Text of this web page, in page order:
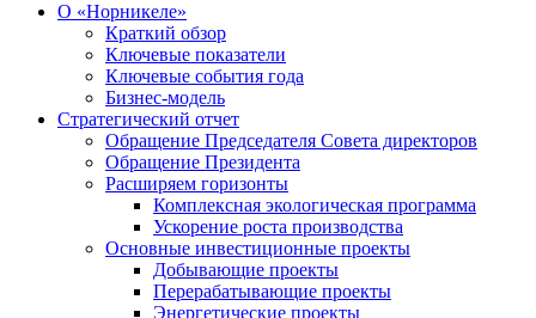
О «Норникеле»
Краткий обзор
Ключевые показатели
Ключевые события года
Бизнес-модель
Стратегический отчет
Обращение Председателя Совета директоров
Обращение Президента
Расширяем горизонты
Комплексная экологическая программа
Ускорение роста производства
Основные инвестиционные проекты
Добывающие проекты
Перерабатывающие проекты
Энергетические проекты